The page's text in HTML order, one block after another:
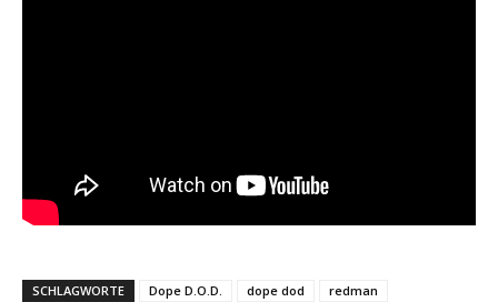
SCHLAGWORTE Dope D.O.D. dope dod
redman